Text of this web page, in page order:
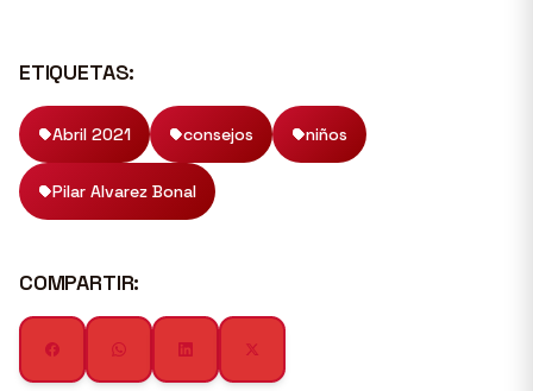
ETIQUETAS:
Abril 2021 consejos niños
Pilar Alvarez Bonal
COMPARTIR: